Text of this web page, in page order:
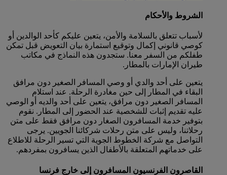
الشروط والأحكام
لأسباب تتعلق بالسلامة والأمن، يتعين عليكم كأحد الوالدين أو
كوصي قانوني إكمال وتوقيع استمارة بيان التعويض قبل تمكن
طفلكم من السفر معنا. ستجدون هذه النماذج في مكاتب
طيران الإمارات بالمطار.
يتعين على أحد والدي أو وصي المسافر الصغير دون مرافق
البقاء في المطار إلى حين مغادرة الرحلة. عند استلام
المسافر الصغير دون مرافق، يتعين على أحد والديه أو الوصي
عليه تقديم إثبات للشخصية عند الحضور إلى المطار. نقوم
بتوفير خدمة المسافرون الصغار دون مرافق فقط على متن
رحلاتنا، وليس على متن رحلات شركائنا الجويين. يرجى
التواصل مع شركة الخطوط الجوية التي تسير الرحلة للاطلاع
على خدماتهم المتعلقة بالأطفال الذين يسافرون بمفردهم.
القاصرون الفرنسيون المسافرون إلى خارج فرنسا